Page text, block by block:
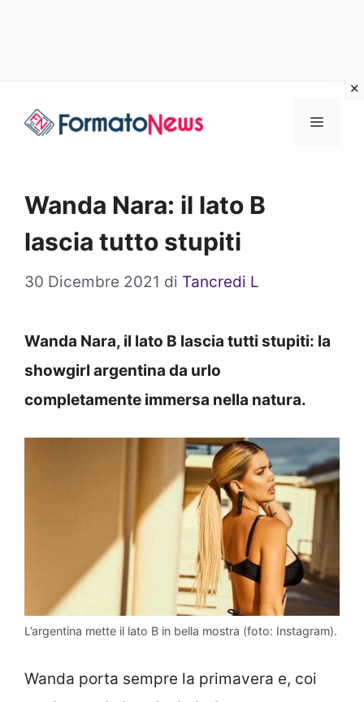
Menu
Wanda Nara: il lato B
lascia tutto stupiti
30 Dicembre 2021 di Tancredi L
Wanda Nara, il lato B lascia tutti stupiti: la
showgirl argentina da urlo
completamente immersa nella natura.
L’argentina mette il lato B in bella mostra (foto: Instagram).
Wanda porta sempre la primavera e, coi